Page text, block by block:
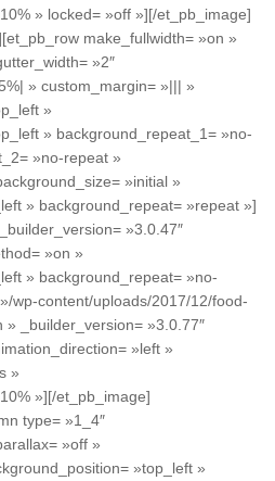
» locked= »off »][/et_pb_image]
make_fullwidth= »on »
»2″
» custom_margin= »||| »
»
» background_repeat_1= »no-
»no-repeat »
»initial »
» background_repeat= »repeat »]
»3.0.47″
»on »
» background_repeat= »no-
wp-content/uploads/2017/12/food-
_builder_version= »3.0.77″
»left »
»
»][/et_pb_image]
type= »1_4″
»off »
»top_left »